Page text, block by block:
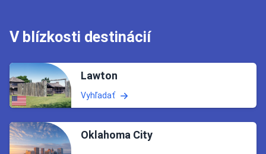
V blízkosti destinácií
Lawton
Vyhľadať
Oklahoma City